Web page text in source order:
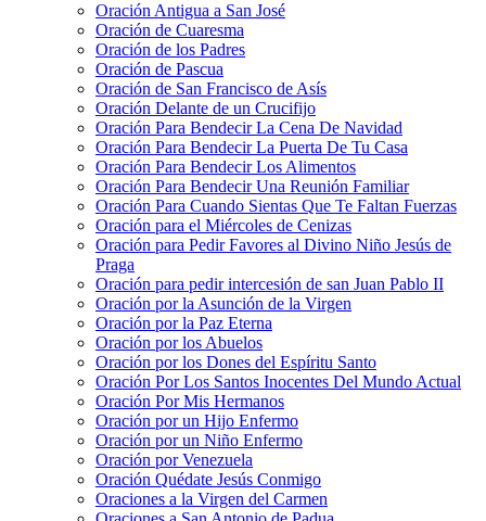
Oración Antigua a San José
Oración de Cuaresma
Oración de los Padres
Oración de Pascua
Oración de San Francisco de Asís
Oración Delante de un Crucifijo
Oración Para Bendecir La Cena De Navidad
Oración Para Bendecir La Puerta De Tu Casa
Oración Para Bendecir Los Alimentos
Oración Para Bendecir Una Reunión Familiar
Oración Para Cuando Sientas Que Te Faltan Fuerzas
Oración para el Miércoles de Cenizas
Oración para Pedir Favores al Divino Niño Jesús de
Praga
Oración para pedir intercesión de san Juan Pablo II
Oración por la Asunción de la Virgen
Oración por la Paz Eterna
Oración por los Abuelos
Oración por los Dones del Espíritu Santo
Oración Por Los Santos Inocentes Del Mundo Actual
Oración Por Mis Hermanos
Oración por un Hijo Enfermo
Oración por un Niño Enfermo
Oración por Venezuela
Oración Quédate Jesús Conmigo
Oraciones a la Virgen del Carmen